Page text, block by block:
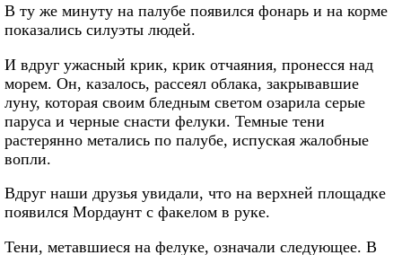
В ту же минуту на палубе появился фонарь и на корме
показались силуэты людей.
И вдруг ужасный крик, крик отчаяния, пронесся над
морем. Он, казалось, рассеял облака, закрывавшие
луну, которая своим бледным светом озарила серые
паруса и черные снасти фелуки. Темные тени
растерянно метались по палубе, испуская жалобные
вопли.
Вдруг наши друзья увидали, что на верхней площадке
появился Мордаунт с факелом в руке.
Тени, метавшиеся на фелуке, означали следующее. В